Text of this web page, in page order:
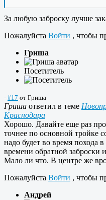
За любую заброску лучше
Пожалуйста Войти , чтобы
Гриша
Посетитель
- #17 от Гриша
Гриша ответил в теме
Краснодара
Хорошо. Давайте еще раз
точнее по основной тройке
надо будет во время похода
времени обратной заброски
Мало ли что. В центре же
Пожалуйста Войти , чтобы
Андрей